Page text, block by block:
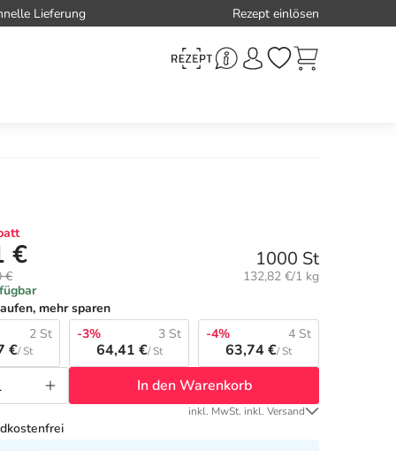
Lieferung Rezept einlösen
€
€
1000 St
Grundpreis:
132,82 €/1 kg
mehr sparen
2 St
€/ St
-3% 3 St
64,41 €/ St
-4% 4 St
63,74 €/ St
In den Warenkorb
inkl. MwSt. inkl. Versand